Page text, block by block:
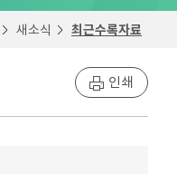
새소식 최근수록자료
인쇄